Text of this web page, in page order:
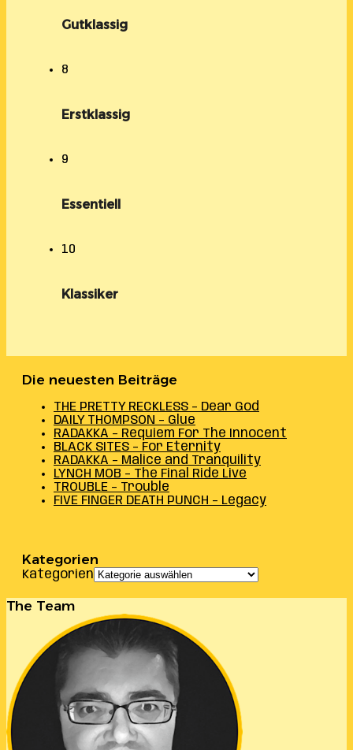
Gutklassig
8
Erstklassig
9
Essentiell
10
Klassiker
Die neuesten Beiträge
THE PRETTY RECKLESS – Dear God
DAILY THOMPSON – Glue
RADAKKA – Requiem For The Innocent
BLACK SITES – For Eternity
RADAKKA – Malice and Tranquility
LYNCH MOB – The Final Ride Live
TROUBLE – Trouble
FIVE FINGER DEATH PUNCH – Legacy
Kategorien
Kategorien
The Team